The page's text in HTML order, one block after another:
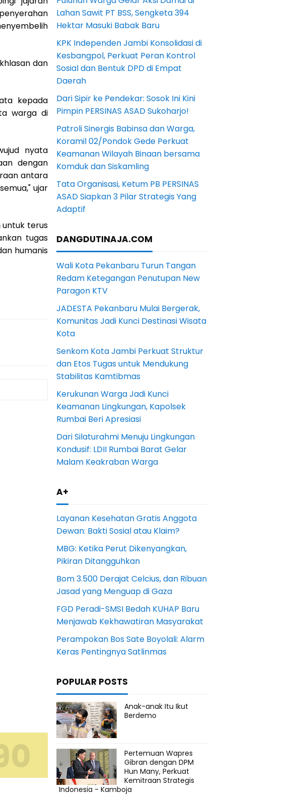
dan
kepada
warga di
nyata
dengan
antara
ujar
untuk terus
tugas
humanis
Lahan Sawit PT BSS, Sengketa 394
Hektar Masuki Babak Baru
KPK Independen Jambi Konsolidasi di
Kesbangpol, Perkuat Peran Kontrol
Sosial dan Bentuk DPD di Empat
Daerah
Dari Sipir ke Pendekar: Sosok Ini Kini
Pimpin PERSINAS ASAD Sukoharjo!
Patroli Sinergis Babinsa dan Warga,
Koramil 02/Pondok Gede Perkuat
Keamanan Wilayah Binaan bersama
Komduk dan Siskamling
Tata Organisasi, Ketum PB PERSINAS
ASAD Siapkan 3 Pilar Strategis Yang
Adaptif
DANGDUTINAJA.COM
Wali Kota Pekanbaru Turun Tangan
Redam Ketegangan Penutupan New
Paragon KTV
JADESTA Pekanbaru Mulai Bergerak,
Komunitas Jadi Kunci Destinasi Wisata
Kota
Senkom Kota Jambi Perkuat Struktur
dan Etos Tugas untuk Mendukung
Stabilitas Kamtibmas
Kerukunan Warga Jadi Kunci
Keamanan Lingkungan, Kapolsek
Rumbai Beri Apresiasi
Dari Silaturahmi Menuju Lingkungan
Kondusif: LDII Rumbai Barat Gelar
Malam Keakraban Warga
A+
Layanan Kesehatan Gratis Anggota
Dewan: Bakti Sosial atau Klaim?
MBG: Ketika Perut Dikenyangkan,
Pikiran Ditangguhkan
Bom 3.500 Derajat Celcius, dan Ribuan
Jasad yang Menguap di Gaza
FGD Peradi-SMSI Bedah KUHAP Baru
Menjawab Kekhawatiran Masyarakat
Perampokan Bos Sate Boyolali: Alarm
Keras Pentingnya Satlinmas
POPULAR POSTS
Anak-anak Itu Ikut
Berdemo
Pertemuan Wapres
Gibran dengan DPM
Hun Many, Perkuat
Kemitraan Strategis
Indonesia - Kamboja